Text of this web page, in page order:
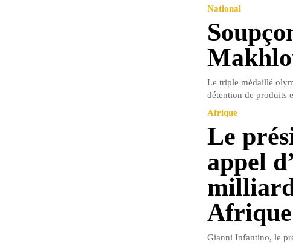
National
Le triple médaillé
détention de produits
Afrique
Le
appel
milliard
Afrique
Gianni Infantino, le